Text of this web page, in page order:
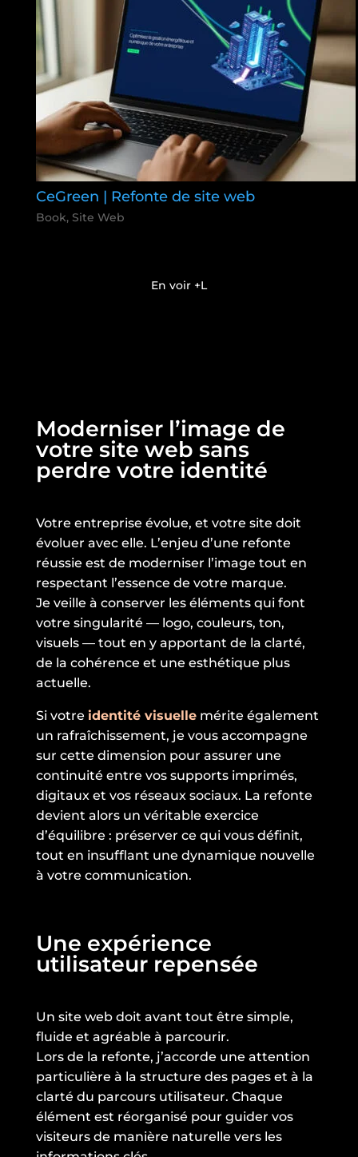
CeGreen | Refonte de site web
Book, Site Web
En voir +
Moderniser l’image de
votre site web sans
perdre votre identité
Votre entreprise évolue, et votre site doit
évoluer avec elle. L’enjeu d’une refonte
réussie est de moderniser l’image tout en
respectant l’essence de votre marque.
Je veille à conserver les éléments qui font
votre singularité — logo, couleurs, ton,
visuels — tout en y apportant de la clarté,
de la cohérence et une esthétique plus
actuelle.
Si votre identité visuellemérite également
un rafraîchissement, je vous accompagne
sur cette dimension pour assurer une
continuité entre vos supports imprimés,
digitaux et vos réseaux sociaux. La refonte
devient alors un véritable exercice
d’équilibre : préserver ce qui vous définit,
tout en insufflant une dynamique nouvelle
à votre communication.
Une expérience
utilisateur repensée
Un site web doit avant tout être simple,
fluide et agréable à parcourir.
Lors de la refonte, j’accorde une attention
particulière à la structure des pages et à la
clarté du parcours utilisateur. Chaque
élément est réorganisé pour guider vos
visiteurs de manière naturelle vers les